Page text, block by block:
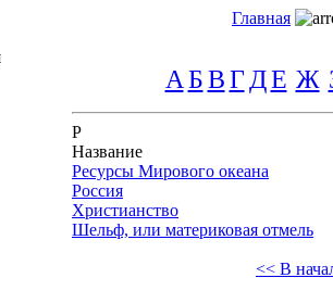
Главная
А БВГ ДЕ Ж
Р
Название
Ресурсы Мирового океана
Россия
Христианство
Шельф, или материковая отмель
<< В